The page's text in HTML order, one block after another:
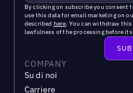
By clicking on subscribe you consent
use this data for email marketing on
described here. You can withdraw
lawfulness of the processing before
COMPANY
Su di noi
Carriere